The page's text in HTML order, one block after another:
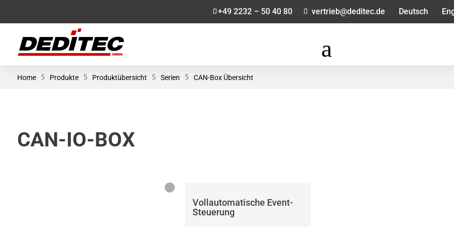
+49 2232 – 50 40 80 vertrieb@deditec.de Deutsch
a
Home 5 Produkte 5 Produktübersicht 5 Serien 5 CAN-Box Übersicht
CAN-IO-BOX
Vollautomatische Event-
Steuerung